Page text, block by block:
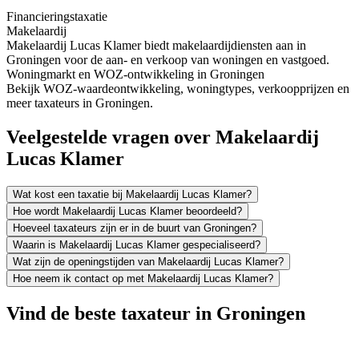
Financieringstaxatie
Makelaardij
Makelaardij Lucas Klamer biedt makelaardijdiensten aan in
Groningen voor de aan- en verkoop van woningen en vastgoed.
Woningmarkt en WOZ-ontwikkeling in Groningen
Bekijk WOZ-waardeontwikkeling, woningtypes, verkoopprijzen en
meer taxateurs in Groningen.
Veelgestelde vragen over Makelaardij
Lucas Klamer
Wat kost een taxatie bij Makelaardij Lucas Klamer?
Hoe wordt Makelaardij Lucas Klamer beoordeeld?
Hoeveel taxateurs zijn er in de buurt van Groningen?
Waarin is Makelaardij Lucas Klamer gespecialiseerd?
Wat zijn de openingstijden van Makelaardij Lucas Klamer?
Hoe neem ik contact op met Makelaardij Lucas Klamer?
Vind de beste taxateur in Groningen